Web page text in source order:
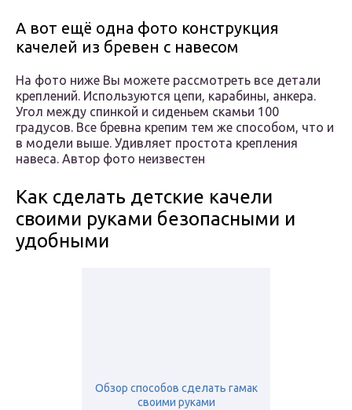
А вот ещё одна фото конструкция
качелей из бревен с навесом
На фото ниже Вы можете рассмотреть все детали
креплений. Используются цепи, карабины, анкера.
Угол между спинкой и сиденьем скамьи 100
градусов. Все бревна крепим тем же способом, что и
в модели выше. Удивляет простота крепления
навеса. Автор фото неизвестен
Как сделать детские качели
своими руками безопасными и
удобными
Обзор способов сделать гамак
своими руками